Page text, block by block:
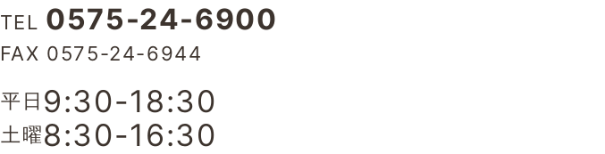
TEL 0575-24-6900
FAX 0575-24-6944
平日 9:30-18:30
土曜8:30-16:30